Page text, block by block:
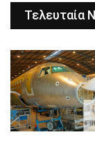
Τελευταία